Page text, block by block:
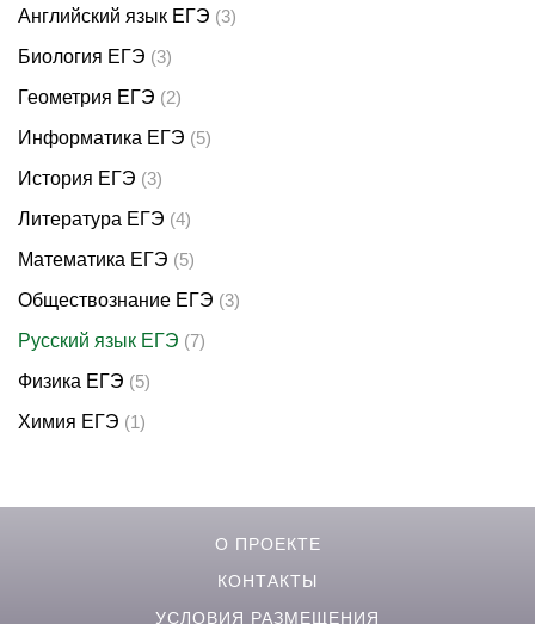
Английский язык ЕГЭ (3)
Биология ЕГЭ (3)
Геометрия ЕГЭ (2)
Информатика ЕГЭ (5)
История ЕГЭ (3)
Литература ЕГЭ (4)
Математика ЕГЭ (5)
Обществознание ЕГЭ (3)
Русский язык ЕГЭ (7)
Физика ЕГЭ (5)
Химия ЕГЭ (1)
О ПРОЕКТЕ
КОНТАКТЫ
УСЛОВИЯ РАЗМЕЩЕНИЯ